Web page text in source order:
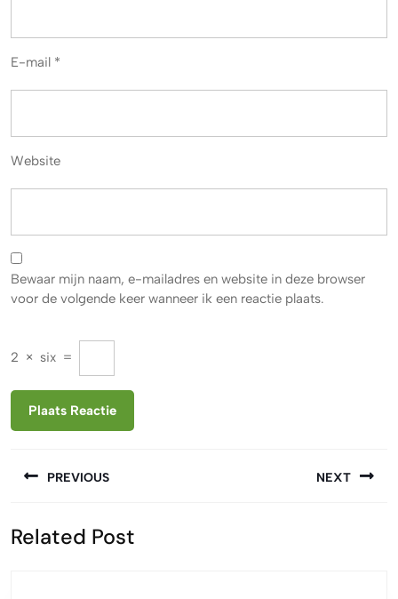
E-mail *
Website
Bewaar mijn naam, e-mailadres en website in deze browser
voor de volgende keer wanneer ik een reactie plaats.
2 × six =
PREVIOUS
bericht:
NEXT
Related Post